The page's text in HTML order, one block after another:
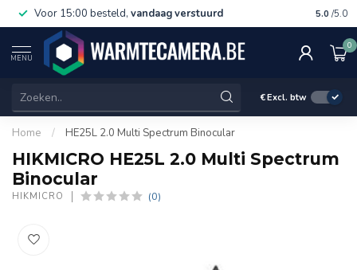
Voor 15:00 besteld, vandaag verstuurd Gratis
5.0 /5.0
MENU
0
€Excl. btw
Home / HE25L 2.0 Multi Spectrum Binocular
HIKMICRO HE25L 2.0 Multi Spectrum
Binocular
HIKMICRO (0)